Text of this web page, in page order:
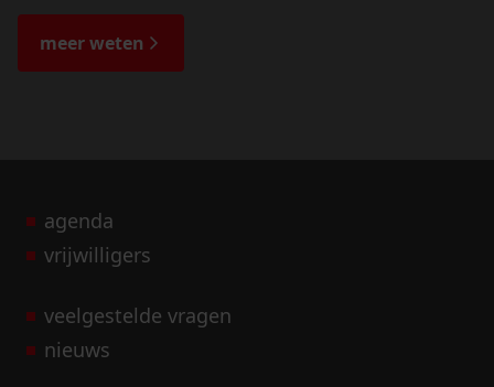
de bijzondere verhalen.
meer weten
agenda
vrijwilligers
veelgestelde vragen
nieuws